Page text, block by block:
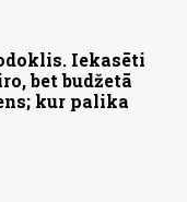
Iekasēti
bet budžetā
kur palika